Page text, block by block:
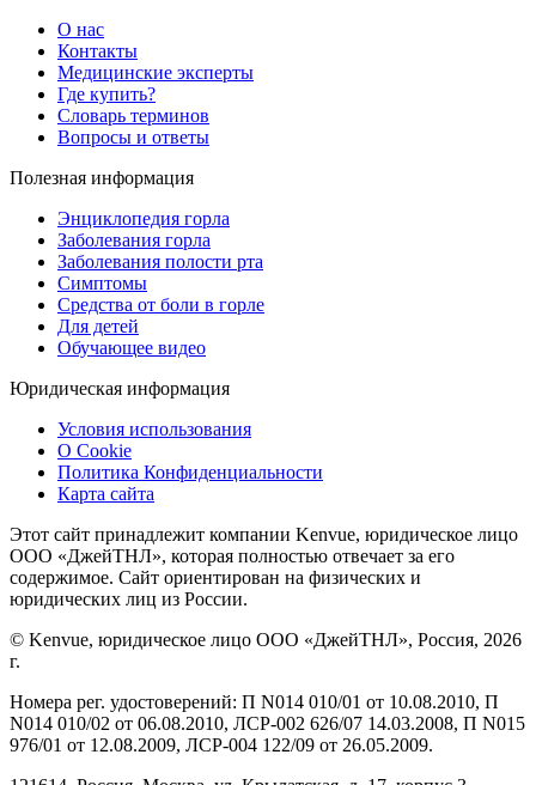
О нас
Контакты
Медицинские эксперты
Где купить?
Словарь терминов
Вопросы и ответы
Полезная информация
Энциклопедия горла
Заболевания горла
Заболевания полости рта
Симптомы
Средства от боли в горле
Для детей
Обучающее видео
Юридическая информация
Условия использования
О Cookie
Политика Конфиденциальности
Карта сайта
Этот сайт принадлежит компании Kenvue, юридическое лицо
ООО «ДжейТНЛ», которая полностью отвечает за его
содержимое. Сайт ориентирован на физических и
юридических лиц из России.
© Kenvue, юридическое лицо ООО «ДжейТНЛ», Россия, 2026
г.
Номера рег. удостоверений: П N014 010/01 от 10.08.2010, П
N014 010/02 от 06.08.2010, ЛСР-002 626/07 14.03.2008, П N015
976/01 от 12.08.2009, ЛСР-004 122/09 от 26.05.2009.